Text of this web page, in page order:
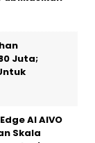
Juta;
AI AIVO
Skala